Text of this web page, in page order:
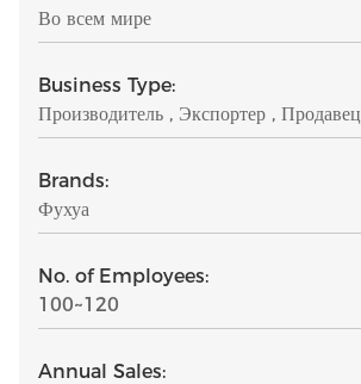
Во всем мире
Business Type:
Производитель , Экспортер , Продавец
Brands:
Фухуа
No. of Employees:
100~120
Annual Sales: